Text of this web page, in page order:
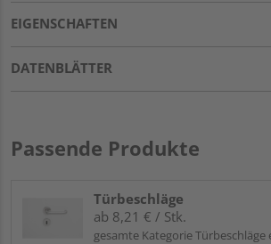
EIGENSCHAFTEN
DATENBLÄTTER
Passende Produkte
Türbeschläge
ab 8,21 € / Stk.
gesamte Kategorie Türbeschläge